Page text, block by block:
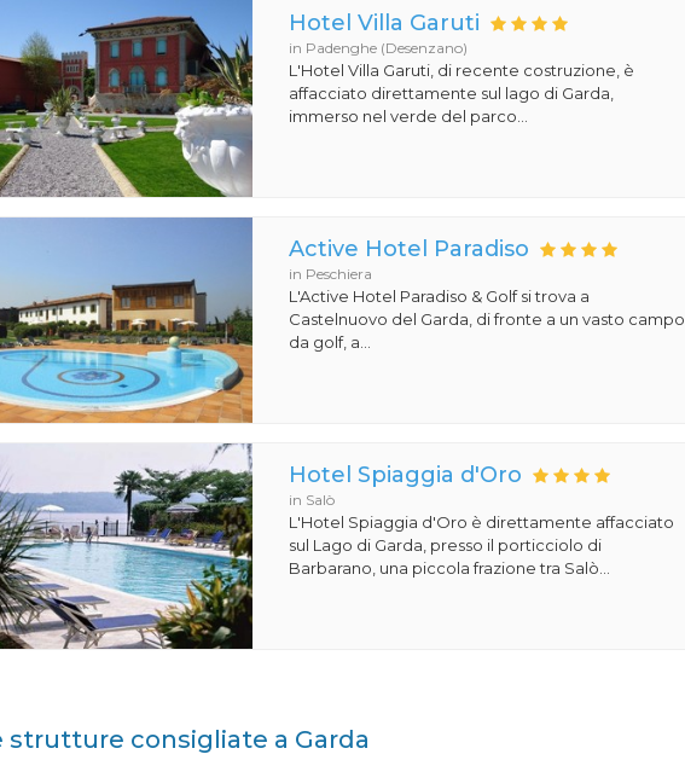
Hotel Villa Garuti
in Padenghe (Desenzano)
L'Hotel Villa Garuti, di recente costruzione, è
affacciato direttamente sul lago di Garda,
immerso nel verde del parco...
Active Hotel Paradiso
in Peschiera
L'Active Hotel Paradiso & Golf si trova a
Castelnuovo del Garda, di fronte a un vasto campo
da golf, a...
Hotel Spiaggia d'Oro
in Salò
L'Hotel Spiaggia d'Oro è direttamente affacciato
sul Lago di Garda, presso il porticciolo di
Barbarano, una piccola frazione tra Salò...
strutture consigliate a Garda